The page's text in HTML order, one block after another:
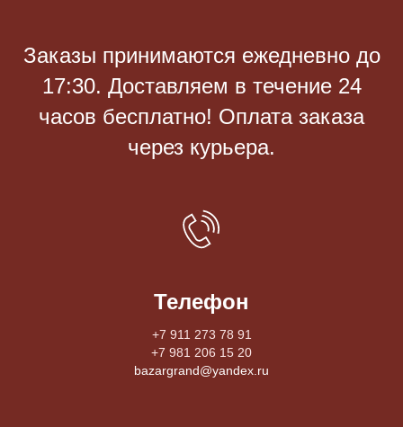
Заказы принимаются eжедневно до
17:30. Доставляем в течение 24
часов бесплатно! Оплата заказа
через курьера.
Телефон
+7 911 273 78 91
+7 981 206 15 20
bazargrand@yandex.ru